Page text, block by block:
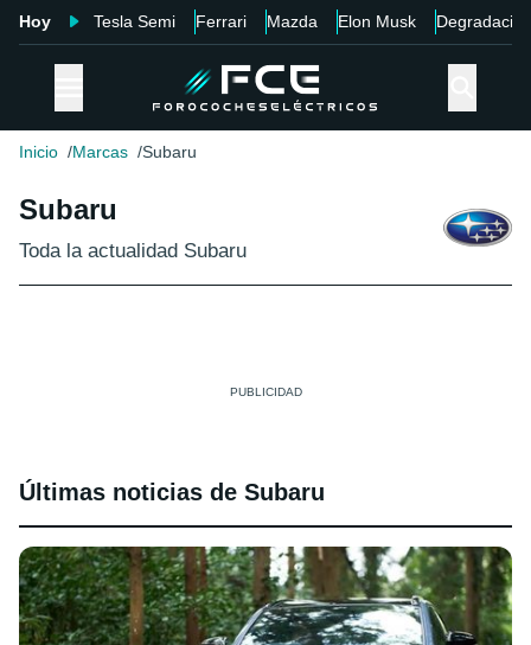
Hoy Tesla Semi Ferrari Mazda Elon Musk Degradación
Inicio Marcas Subaru
Subaru
Toda la actualidad Subaru
Últimas noticias de Subaru